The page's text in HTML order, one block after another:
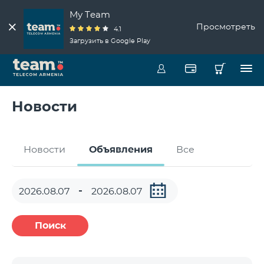
My Team
4.1
Загрузить в Google Play
Просмотреть
Новости
Новости Объявления Все
Поиск